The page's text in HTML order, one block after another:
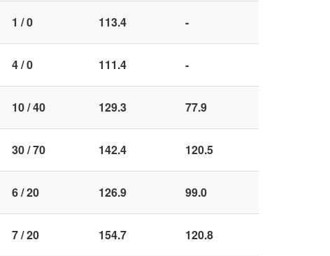
1 / 0 113.4 -
4 / 0 111.4 -
10 / 40 129.3 77.9
30 / 70 142.4 120.5
6 / 20 126.9 99.0
7 / 20 154.7 120.8